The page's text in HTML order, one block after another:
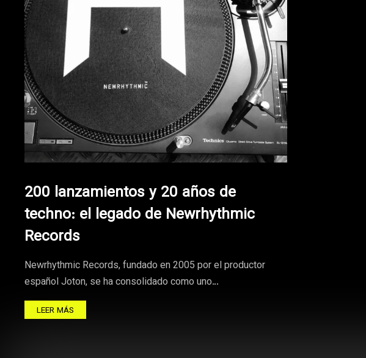
200 lanzamientos y 20 años de
techno: el legado de Newrhythmic
Records
Newrhythmic Records, fundado en 2005 por el productor
español Joton, se ha consolidado como uno…
LEER MÁS